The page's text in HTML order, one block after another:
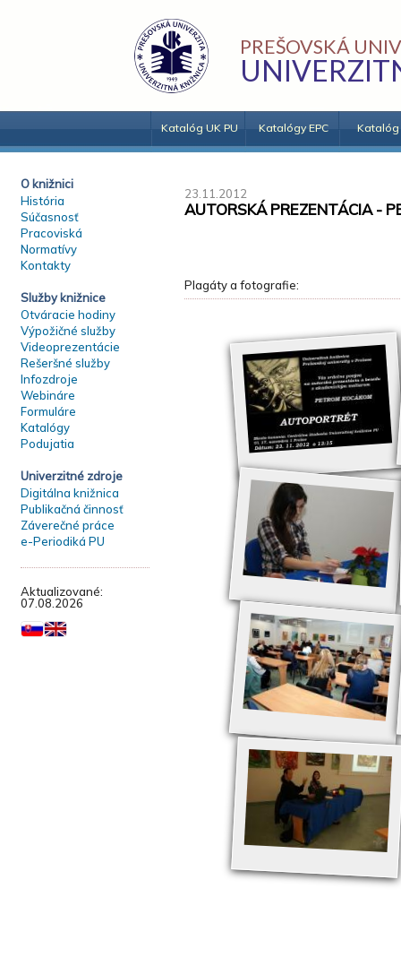
PREŠOVSKÁ
Katalóg UK PU Katalógy EPC Katalóg
O knižnici
História
Súčasnosť
Pracoviská
Normatívy
Kontakty
Služby knižnice
Otváracie hodiny
Výpožičné služby
Videoprezentácie
Rešeršné služby
Infozdroje
Webináre
Formuláre
Katalógy
Podujatia
Univerzitné zdroje
Digitálna knižnica
Publikačná činnosť
Záverečné práce
e-Periodiká PU
Aktualizované:
07.08.2026
23.11.2012
AUTORSKÁ PREZENTÁCIA -
Plagáty a fotografie: